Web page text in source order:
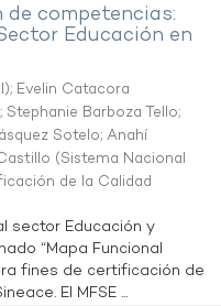
competencias:
Educación en
; Evelin Catacora
; Stephanie Barboza Tello;
Sotelo; Anahí
(Sistema Nacional
de la Calidad
sector Educación y
“Mapa Funcional
fines de certificación de
El MFSE ...